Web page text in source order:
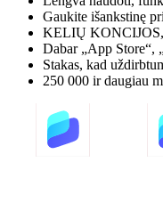
Gaukite išankstinę
KELIŲ
Dabar „App Store“,
Stakas, kad
250 000 ir daugiau